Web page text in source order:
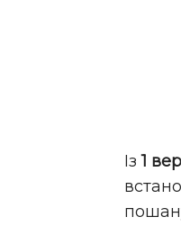
Із1